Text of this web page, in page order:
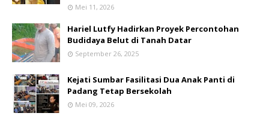
Mei 11, 2026
Hariel Lutfy Hadirkan Proyek Percontohan
Budidaya Belut di Tanah Datar
September 26, 2025
Kejati Sumbar Fasilitasi Dua Anak Panti di
Padang Tetap Bersekolah
Mei 09, 2026